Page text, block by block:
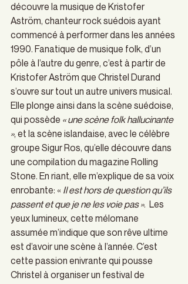
découvre la musique de Kristofer
Aström, chanteur rock suédois ayant
commencé à performer dans les années
1990. Fanatique de musique folk, d’un
pôle à l’autre du genre, c’est à partir de
Kristofer Aström que Christel Durand
s’ouvre sur tout un autre univers musical.
Elle plonge ainsi dans la scène suédoise,
qui possède « une scène folk hallucinante
», et la scène islandaise, avec le célèbre
groupe Sigur Ros, qu’elle découvre dans
une compilation du magazine Rolling
Stone. En riant, elle m’explique de sa voix
enrobante: « Il est hors de question qu’ils
passent et que je ne les voie pas ».  Les
yeux lumineux, cette mélomane
assumée m’indique que son rêve ultime
est d’avoir une scène à l’année. C’est
cette passion enivrante qui pousse
Christel à organiser un festival de